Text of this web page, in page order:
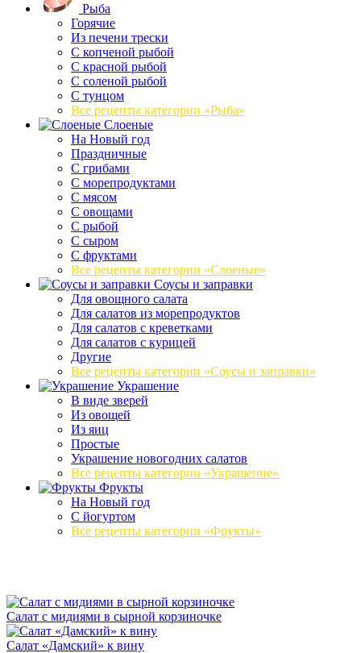
Рыба
Горячие
Из печени трески
С копченой рыбой
С красной рыбой
С соленой рыбой
С тунцом
Все рецепты категории «Рыба»
Слоеные
На Новый год
Праздничные
С грибами
С морепродуктами
С мясом
С овощами
С рыбой
С сыром
С фруктами
Все рецепты категории «Слоеные»
Соусы и заправки
Для овощного салата
Для салатов из морепродуктов
Для салатов с креветками
Для салатов с курицей
Другие
Все рецепты категории «Соусы и заправки»
Украшение
В виде зверей
Из овощей
Из яиц
Простые
Украшение новогодних салатов
Все рецепты категории «Украшение»
Фрукты
На Новый год
С йогуртом
Все рецепты категории «Фрукты»
Салат с мидиями в сырной корзиночке
Салат «Дамский» к вину